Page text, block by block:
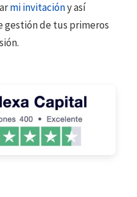
mi invitacióny así
gestión de tus primeros